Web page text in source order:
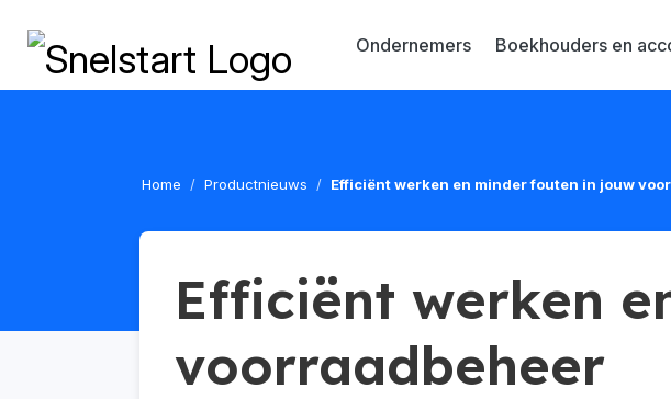
Ondernemers Boekhouders en
Home Productnieuws Efficiënt werken en minder fouten in jouw
Efficiënt werken
voorraadbeheer